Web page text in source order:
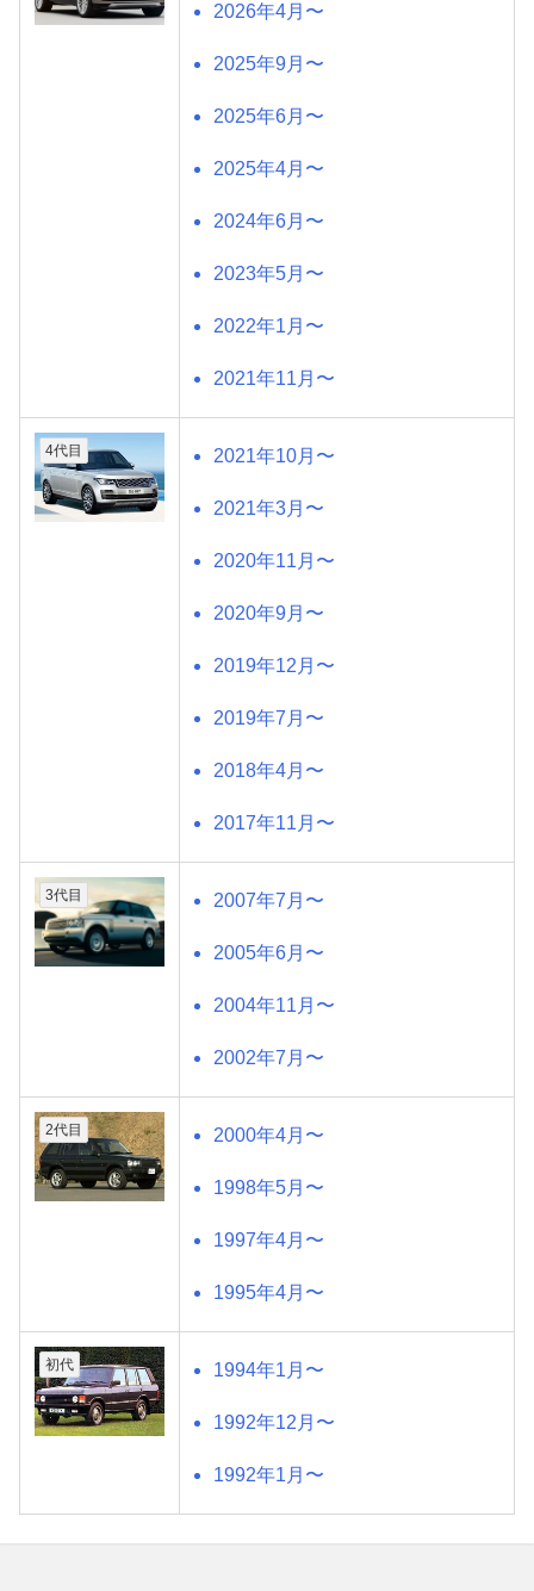
2026年4月〜
2025年9月〜
2025年6月〜
2025年4月〜
2024年6月〜
2023年5月〜
2022年1月〜
2021年11月〜
4代目 2021年10月〜
2021年3月〜
2020年11月〜
2020年9月〜
2019年12月〜
2019年7月〜
2018年4月〜
2017年11月〜
3代目 2007年7月〜
2005年6月〜
2004年11月〜
2002年7月〜
2代目 2000年4月〜
1998年5月〜
1997年4月〜
1995年4月〜
初代 1994年1月〜
1992年12月〜
1992年1月〜